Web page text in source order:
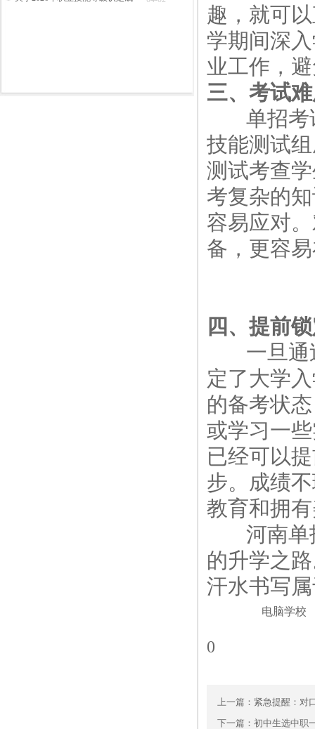
趣，就可
学期间深
业工作，
三、考试
单招考试
技能测试
测试考查
考复杂的
容易应对
备，更容
四、提前
一旦通过
定了大学
的备考状
或学习一
已经可以
步。成绩
教育和拥
河南单招
的升学之
汗水书写
电脑学校
0
上一篇： 紧急提醒：对
下一篇： 初中生选中职